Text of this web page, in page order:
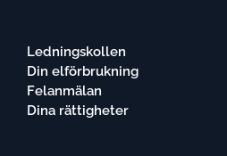
Ledningskollen
Din elförbrukning
Felanmälan
Dina rättigheter